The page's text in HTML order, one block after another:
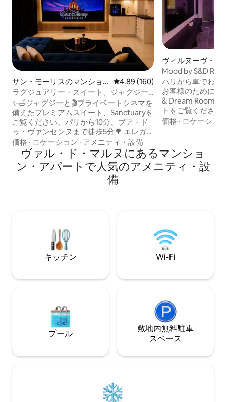
サン・モーリスのマンショ
ン・アパート
レビュー160件、5つ星中4.89つ
4.89 (160)
ラグジュアリー・スイート、ジャグジー
＆シネマルーム – パリまで10分
✨️🛁ジャグジーと🎬プライベートシネマを
備えたプレミアムスイート、Sanctuaryを
ご覧ください。パリから10分、ブア・ド
ゥ・ヴァンセンヌまで徒歩5分🌳 エレガン
トで落ち着いた雰囲気の中で、ウェルビ
ーイング、快適さ、プライバシーを兼ね
備えた隠れ家のような空間。 🏛️ シャラン
トンの中心部、テラスとレストラン • メ
トロ8号線シャラントン・エコール駅まで
価格 · ロケーション · アメニティ・設備
ヴィルヌーヴ・サ
ジュのマンション
Mood by S&D
ド
パリから車でわず
お客様のために特
& Dream Room
トをご覧ください。 宿泊施設： - 大
インチテレビ - 電気暖炉 - 設備の整ったキ
ズベッド - ミニバーとキャンディーバー
（オプション） ご要望に応じて手配いた
します：ロマンチ
価格 · ロケーショ
ヴァル・ド・マルヌにあるマンショ
ン・アパートで人気のアメニティ・設
備
キッチン Wi-Fi
プール
敷地内無料駐⁠車
ス⁠ペ⁠ー⁠ス